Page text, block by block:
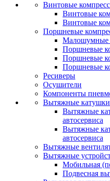
Винтовые
Винтовые
Винтовые
Поршневые
Малошумные
Поршневые
Поршневые
Поршневые
Ресиверы
Осушители
Компоненты
Вытяжные катушки
Вытяжные
автосервиса
Вытяжные
автосервиса
Вытяжные
Вытяжные
Мобильная
Подвесная